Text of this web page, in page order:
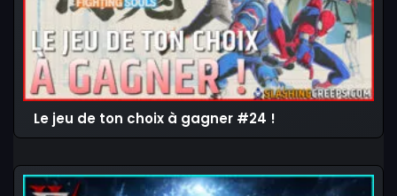
Le jeu de ton choix à gagner #24 !